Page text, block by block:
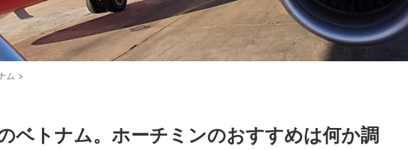
ム >
ベトナム。ホーチミンのおすすめは何か調